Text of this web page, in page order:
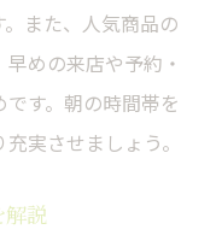
また、人気商品の
めの来店や予約・
す。朝の時間帯を
実させましょう。
説